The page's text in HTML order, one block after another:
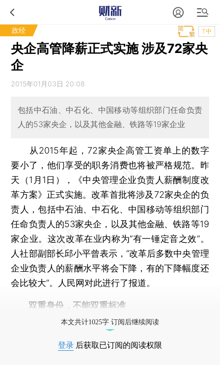
政经 T中
央企高管降薪正式实施 涉及72家央
企
2015年01月03日 20:08
包括中石油、中石化、中国移动等组织部门任命负责
人的53家央企，以及其他金融、铁路等19家企业
从2015年起，72家央企高管工资单上的数字
要小了，他们享受的职务消费也将被严格规范。昨
天（1月1日），《中央管理企业负责人薪酬制度改
革方案》正式实施。改革首批将涉及72家央企的负
责人，包括中石油、中石化、中国移动等组织部门
任命负责人的53家央企，以及其他金融、铁路等19
家企业。这次改革在业内称为“有一锤定音之效”。
人社部副部长邱小平曾表示，“改革后多数中央管理
企业负责人的薪酬水平将会下降，有的下降幅度还
会比较大”。人民网对此进行了报道。
双重身份，不能双重标准
本文共计1025字 订阅后继续阅读
登录 后获取已订阅的阅读权限